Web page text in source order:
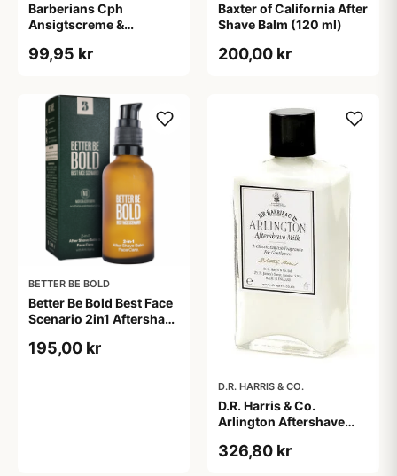
Barberians Cph
Ansigtscreme &
99,95 kr
Baxter of California After
Shave Balm (120 ml)
200,00 kr
BETTER BE BOLD
Better Be Bold Best Face
Scenario 2in1 Aftershave
ml)
195,00 kr
D.R. HARRIS & CO.
D.R. Harris & Co.
Arlington Aftershave
326,80 kr